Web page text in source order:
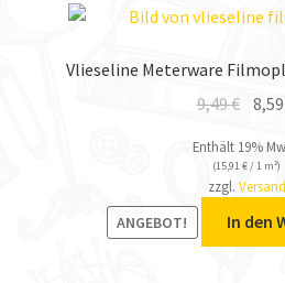
Vlieseline Meterware
9,49€
Enthält 19%
(15,91€/ 1 m²)
zzgl. Versand
ANGEBOT! In den